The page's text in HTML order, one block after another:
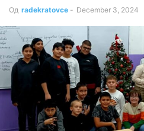
Од radekratovce - December 3, 2024